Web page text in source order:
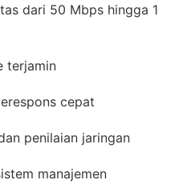
dari 50 Mbps hingga 1
terjamin
cepat
penilaian jaringan
manajemen